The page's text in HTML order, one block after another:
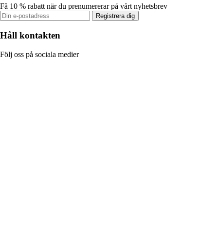
Få 10 % rabatt när du prenumererar på vårt nyhetsbrev
Registrera dig
Håll kontakten
Följ oss på sociala medier